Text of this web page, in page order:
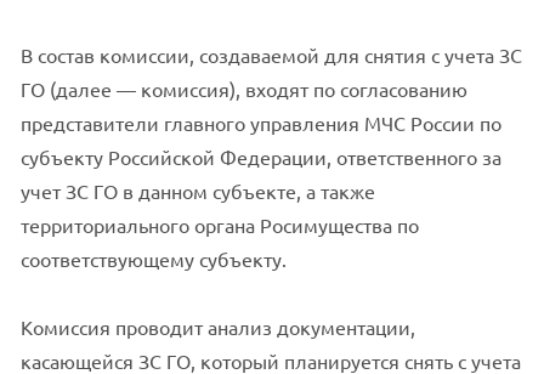
В состав комиссии, создаваемой для снятия с учета ЗС
ГО (далее — комиссия), входят по согласованию
представители главного управления МЧС России по
субъекту Российской Федерации, ответственного за
учет ЗС ГО в данном субъекте, а также
территориального органа Росимущества по
соответствующему субъекту.
Комиссия проводит анализ документации,
касающейся ЗС ГО, который планируется снять с учета